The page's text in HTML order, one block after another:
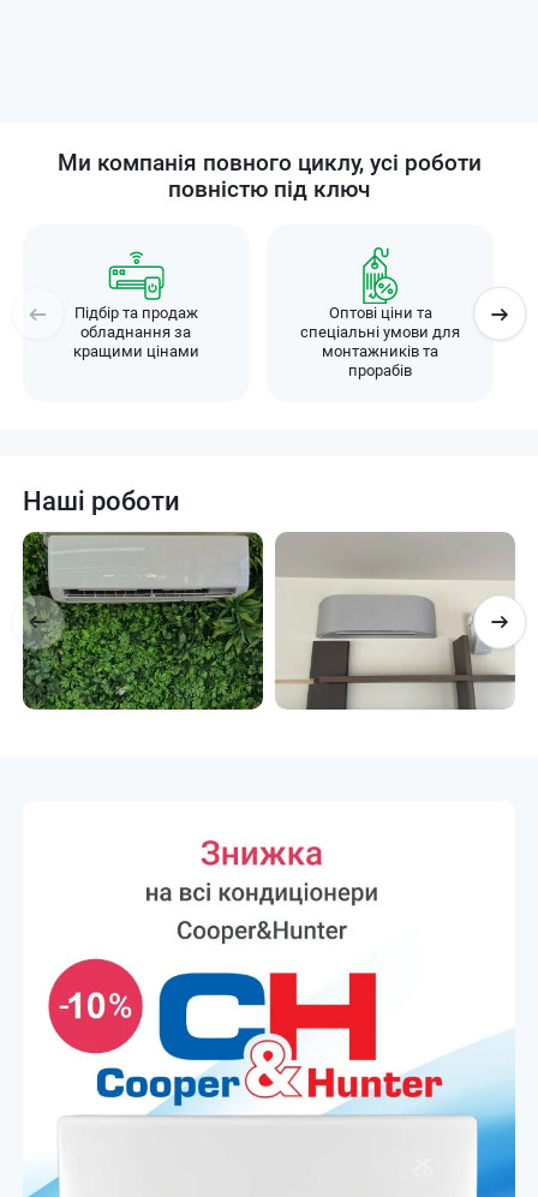
Ми компанія повного циклу, усі роботи
повністю під ключ
Підбір та продаж
обладнання за
кращими цінами
Оптові ціни та
спеціальні умови для
монтажників та
прорабів
Наші роботи